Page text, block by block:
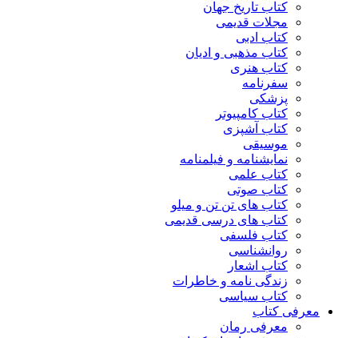
کتاب تاریخ جهان
مجلات قدیمی
کتاب ادبی
کتاب مذهبی و ادیان
کتاب هنری
سفرنامه
پزشکی
کتاب کامپیوتر
کتاب آشپزی
موسیقی
نمایشنامه و فیلمنامه
کتاب علمی
کتاب صوتی
کتاب های تن تن و میلو
کتاب های درسی قدیمی
کتاب فلسفی
روانشناسی
کتاب اشعار
زندگی نامه و خاطرات
کتاب سیاسی
معرفی کتاب
معرفی رمان